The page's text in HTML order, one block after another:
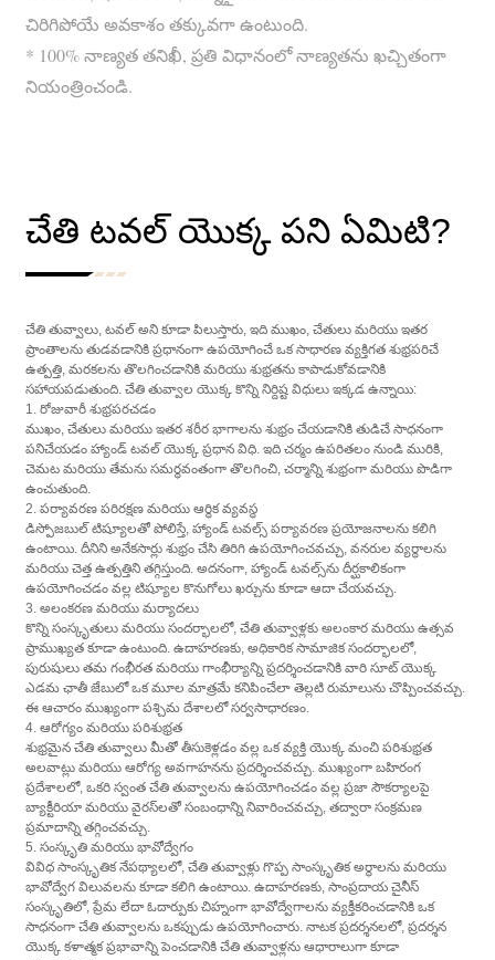
చిరిగిపోయే అవకాశం తక్కువగా ఉంటుంది.
* 100% నాణ్యత తనిఖీ, ప్రతి విధానంలో నాణ్యతను ఖచ్చితంగా
నియంత్రించండి.
చేతి టవల్ యొక్క పని ఏమిటి?
చేతి తువ్వాలు, టవల్ అని కూడా పిలుస్తారు, ఇది ముఖం, చేతులు మరియు ఇతర
ప్రాంతాలను తుడవడానికి ప్రధానంగా ఉపయోగించే ఒక సాధారణ వ్యక్తిగత శుభ్రపరిచే
ఉత్పత్తి, మరకలను తొలగించడానికి మరియు శుభ్రతను కాపాడుకోవడానికి
సహాయపడుతుంది. చేతి తువ్వాల యొక్క కొన్ని నిర్దిష్ట విధులు ఇక్కడ ఉన్నాయి:
1. రోజువారీ శుభ్రపరచడం
ముఖం, చేతులు మరియు ఇతర శరీర భాగాలను శుభ్రం చేయడానికి తుడిచే సాధనంగా
పనిచేయడం హ్యాండ్ టవల్ యొక్క ప్రధాన విధి. ఇది చర్మం ఉపరితలం నుండి మురికి,
చెమట మరియు తేమను సమర్థవంతంగా తొలగించి, చర్మాన్ని శుభ్రంగా మరియు పొడిగా
ఉంచుతుంది.
2. పర్యావరణ పరిరక్షణ మరియు ఆర్థిక వ్యవస్థ
డిస్పోజబుల్ టిష్యూలతో పోలిస్తే, హ్యాండ్ టవల్స్ పర్యావరణ ప్రయోజనాలను కలిగి
ఉంటాయి. దీనిని అనేకసార్లు శుభ్రం చేసి తిరిగి ఉపయోగించవచ్చు, వనరుల వ్యర్థాలను
మరియు చెత్త ఉత్పత్తిని తగ్గిస్తుంది. అదనంగా, హ్యాండ్ టవల్స్‌ను దీర్ఘకాలికంగా
ఉపయోగించడం వల్ల టిష్యూల కొనుగోలు ఖర్చును కూడా ఆదా చేయవచ్చు.
3. అలంకరణ మరియు మర్యాదలు
కొన్ని సంస్కృతులు మరియు సందర్భాలలో, చేతి తువ్వాళ్లకు అలంకార మరియు ఉత్సవ
ప్రాముఖ్యత కూడా ఉంటుంది. ఉదాహరణకు, అధికారిక సామాజిక సందర్భాలలో,
పురుషులు తమ గంభీరత మరియు గాంభీర్యాన్ని ప్రదర్శించడానికి వారి సూట్ యొక్క
ఎడమ ఛాతీ జేబులో ఒక మూల మాత్రమే కనిపించేలా తెల్లటి రుమాలును చొప్పించవచ్చు.
ఈ ఆచారం ముఖ్యంగా పశ్చిమ దేశాలలో సర్వసాధారణం.
4. ఆరోగ్యం మరియు పరిశుభ్రత
శుభ్రమైన చేతి తువ్వాలు మీతో తీసుకెళ్లడం వల్ల ఒక వ్యక్తి యొక్క మంచి పరిశుభ్రత
అలవాట్లు మరియు ఆరోగ్య అవగాహనను ప్రదర్శించవచ్చు. ముఖ్యంగా బహిరంగ
ప్రదేశాలలో, ఒకరి స్వంత చేతి తువ్వాలను ఉపయోగించడం వల్ల ప్రజా సౌకర్యాలపై
బ్యాక్టీరియా మరియు వైరస్‌లతో సంబంధాన్ని నివారించవచ్చు, తద్వారా సంక్రమణ
ప్రమాదాన్ని తగ్గించవచ్చు.
5. సంస్కృతి మరియు భావోద్వేగం
వివిధ సాంస్కృతిక నేపథ్యాలలో, చేతి తువ్వాళ్లు గొప్ప సాంస్కృతిక అర్థాలను మరియు
భావోద్వేగ విలువలను కూడా కలిగి ఉంటాయి. ఉదాహరణకు, సాంప్రదాయ చైనీస్
సంస్కృతిలో, ప్రేమ లేదా ఓదార్పుకు చిహ్నంగా భావోద్వేగాలను వ్యక్తీకరించడానికి ఒక
సాధనంగా చేతి తువ్వాలను ఒకప్పుడు ఉపయోగించారు. నాటక ప్రదర్శనలలో, ప్రదర్శన
యొక్క కళాత్మక ప్రభావాన్ని పెంచడానికి చేతి తువ్వాళ్లను ఆధారాలుగా కూడా